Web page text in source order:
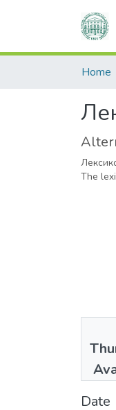
Home
The
KB)
Date